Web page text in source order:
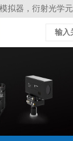
拟器，衍射光学
束分析仪，